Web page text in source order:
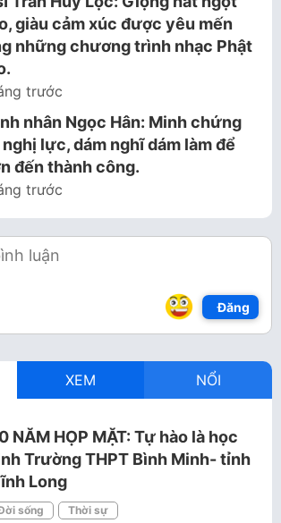
giàu cảm xúc được yêu mến
những chương trình nhạc Phật
trước
nhân Ngọc Hân: Minh chứng
lực, dám nghĩ dám làm để
đến thành công.
trước
Đăng
XEM NỔI
NĂM HỌP MẶT: Tự hào là học
Trường THPT Bình Minh- tỉnh
Long
sống Thời sự